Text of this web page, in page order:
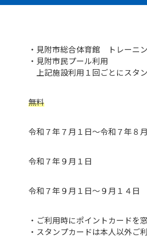
・見附市総合体育館 トレーニ
・見附市民プール利用
上記施設利用１回ごとにスタ
無料
令和７年７月１日～令和７年８
令和７年９月１日
令和７年９月１日～９月１４日
・ご利用時にポイントカードを
・スタンプカードは本人以外ご